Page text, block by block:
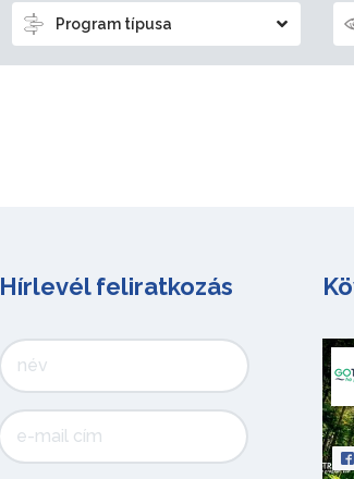
Program típusa
Hírlevél feliratkozás